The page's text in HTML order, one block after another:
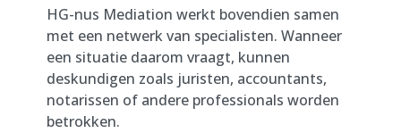
HG-nus Mediation werkt bovendien samen
met een netwerk van specialisten. Wanneer
een situatie daarom vraagt, kunnen
deskundigen zoals juristen, accountants,
notarissen of andere professionals worden
betrokken.